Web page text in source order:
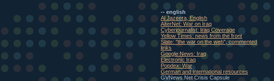
-- english
Al Jazeera, English
AlterNet: War on Iraq
Cyberjournalist: Iraq Coverage
Yellow Times: news from the front
Slate: "the war on the web", commented
links
Google News: Iraq
Electronic Iraq
Popdex: War
German and international resources
GVNews.Net Crisis Capsule